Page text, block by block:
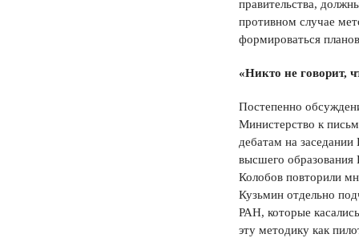
правительства,
противном случае
формироваться
«Никто не говорит,
Постепенно
Министерство к
дебатам на
высшего
Колобов повторили
Кузьмин отдельно
РАН, которые
эту методику как